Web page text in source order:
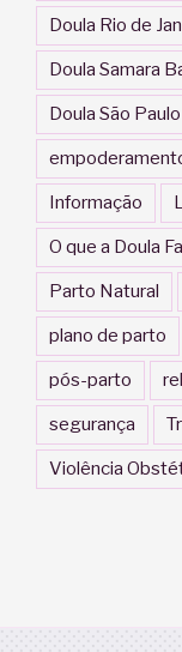
Doula Rio de
Doula Samara
Doula São Paulo
Informação
O que a Doula
Parto Natural
plano de parto
pós-parto
segurança
Violência